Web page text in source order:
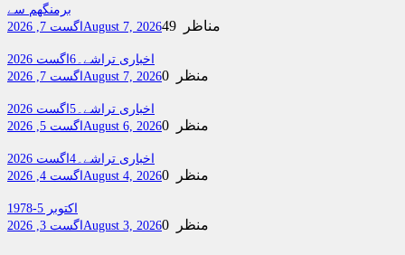
برمنگھم سے
اگست 7, 2026 August 7, 2026 49 مناظر
اخباری تراشے۔6اگست 2026
اگست 7, 2026 August 7, 2026 0 منظر
اخباری تراشے۔5اگست 2026
اگست 5, 2026 August 6, 2026 0 منظر
اخباری تراشے۔4اگست 2026
اگست 4, 2026 August 4, 2026 0 منظر
اکتوبر 5-1978
اگست 3, 2026 August 3, 2026 0 منظر